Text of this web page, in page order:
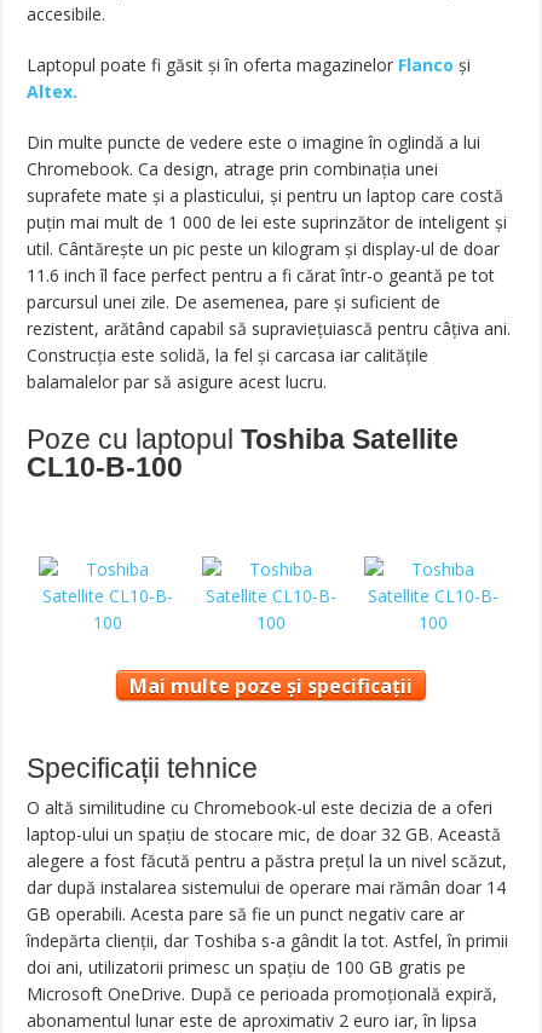
accesibile.
Laptopul poate fi găsit și în oferta magazinelor Flanco și
Altex.
Din multe puncte de vedere este o imagine în oglindă a lui
Chromebook. Ca design, atrage prin combinaţia unei
suprafete mate şi a plasticului, şi pentru un laptop care costă
puţin mai mult de 1 000 de lei este suprinzător de inteligent şi
util. Cântăreşte un pic peste un kilogram şi display-ul de doar
11.6 inch îl face perfect pentru a fi cărat într-o geantă pe tot
parcursul unei zile. De asemenea, pare şi suficient de
rezistent, arătând capabil să supravieţuiască pentru câţiva ani.
Construcţia este solidă, la fel şi carcasa iar calităţile
balamalelor par să asigure acest lucru.
Poze cu laptopul Toshiba Satellite
CL10-B-100
Mai multe poze și specificații
Specificații tehnice
O altă similitudine cu Chromebook-ul este decizia de a oferi
laptop-ului un spaţiu de stocare mic, de doar 32 GB. Această
alegere a fost făcută pentru a păstra preţul la un nivel scăzut,
dar după instalarea sistemului de operare mai rămân doar 14
GB operabili. Acesta pare să fie un punct negativ care ar
îndepărta clienţii, dar Toshiba s-a gândit la tot. Astfel, în primii
doi ani, utilizatorii primesc un spaţiu de 100 GB gratis pe
Microsoft OneDrive. După ce perioada promoţională expiră,
abonamentul lunar este de aproximativ 2 euro iar, în lipsa